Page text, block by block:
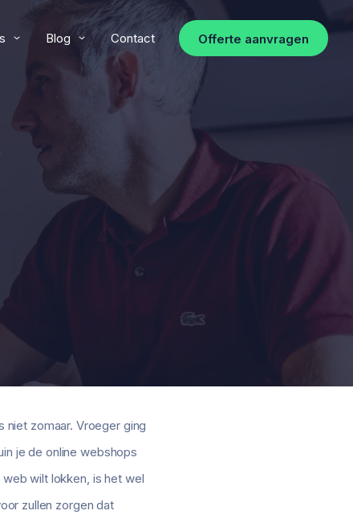
Blog Contact Offerte aanvragen
zomaar. Vroeger ging
je de online webshops
wilt lokken, is het wel
zullen zorgen dat